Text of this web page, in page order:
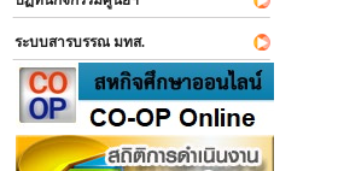
ระบบสารบรรณ มทส.